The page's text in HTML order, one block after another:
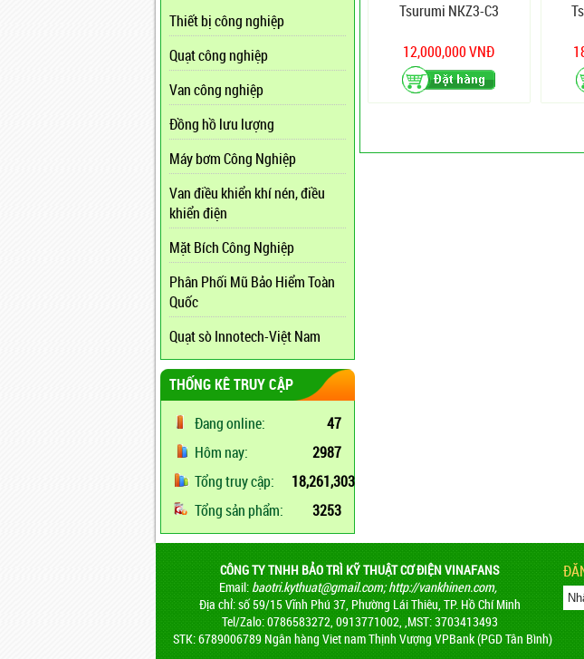
Thiết bị công nghiệp
Quạt công nghiệp
Van công nghiệp
Đồng hồ lưu lượng
Máy bơm Công Nghiệp
Van điều khiển khí nén, điều
khiển điện
Mặt Bích Công Nghiệp
Phân Phối Mũ Bảo Hiểm Toàn
Quốc
Quạt sò Innotech-Việt Nam
THỐNG KÊ TRUY CẬP
Đang online:
47
Hôm nay:
2987
Tổng truy cập:
18,261,303
Tổng sản phẩm:
3253
Tsurumi NKZ3-C3
12,000,000 VNĐ
CÔNG TY TNHH BẢO TRÌ KỸ THUẬT CƠ ĐIỆN VINAFANS
Email: baotri.kythuat@gmail.com;http://vankhinen.com,
Địa chỉ: số 59/15 Vĩnh Phú 37, Phường Lái Thiêu, TP. Hồ Chí Minh
Tel/Zalo: 0786583272, 0913771002, ,MST: 3703413493
STK: 6789006789 Ngân hàng Viet nam Thịnh Vượng VPBank (PGD Tân Bình)